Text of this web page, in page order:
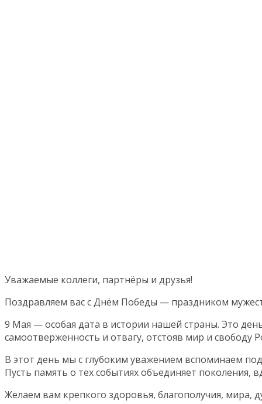
Уважаемые коллеги, партнёры и друзья!
Поздравляем вас с Днём Победы — праздником
9 Мая — особая дата в истории нашей страны. Это
самоотверженность и отвагу, отстояв мир и свободу
В этот день мы с глубоким уважением вспоминаем
Пусть память о тех событиях объединяет
Желаем вам крепкого здоровья, благополучия, мира,